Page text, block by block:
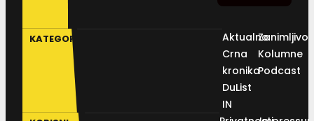
KATEGORIJE
Aktualno
Crna
kronika
DuList
IN
Kolumne
Podcast